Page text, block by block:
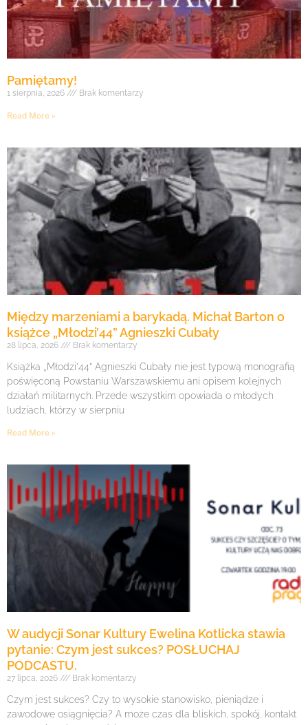
Pamiętamy!
1 sierpnia, 2026 Brak komentarzy
Read More »
Między marzeniami a barykadą. Michał Barton o
książce „Młodzi’44” Agnieszki Cubały
28 lipca, 2026 Brak komentarzy
Książka „Młodzi’44” Agnieszki Cubały nie jest typową monografią
poświęconą Powstaniu Warszawskiemu ani opisem kolejnych
działań militarnych. Przede wszystkim opowiada o młodych
ludziach, którzy w sierpniu
Read More »
W audycji Sonar Kultury Ewelina Kotlicka stawia
pytanie: Czym jest sukces? POSŁUCHAJ
PODCASTU.
27 lipca, 2026 Brak komentarzy
Czym jest sukces? Czy to wysokie stanowisko, pieniądze i
zawodowe osiągnięcia? A może czas dla bliskich, spokój, kontakt